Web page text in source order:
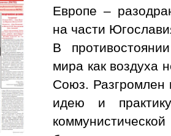
Европе –
на части
В
мира как воздуха
Союз. Разгромлен
идею и